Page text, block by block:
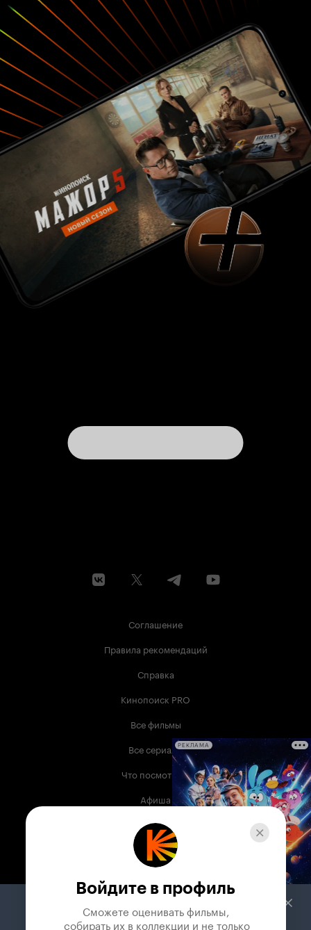
Соглашение
Правила рекомендаций
Справка
Кинопоиск PRO
Все фильмы
Все сериалы
Что посмотреть
Афиша
Музыка
Телепрограмма
Служба поддержки
РЕКЛАМА
Войдите в профиль
Сможете оценивать фильмы,
собирать их в коллекции и не только